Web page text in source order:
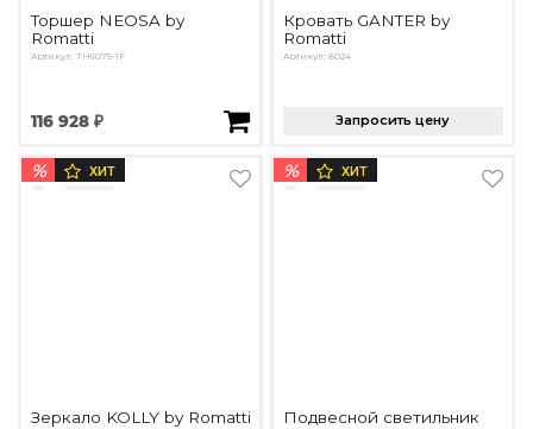
Торшер NEOSA by
Romatti
Артикул: TH6075-1F
116 928 ₽
Кровать GANTER by
Romatti
Артикул: 8024
Запросить цену
% ХИТ
Зеркало KOLLY by Romatti
% ХИТ
Подвесной светильник